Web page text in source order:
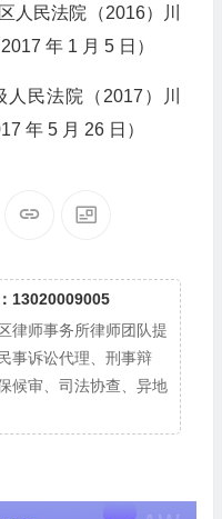
人民法院（2016）川
年 1 月 5 日）
民法院（2017）川
年 5 月 26 日）
13020009005
律师事务所律师团队提
事诉讼代理、刑事辩
候审、司法协查、异地